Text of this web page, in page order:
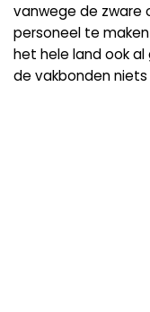
vanwege de zware
personeel te
het hele land ook
de vakbonden